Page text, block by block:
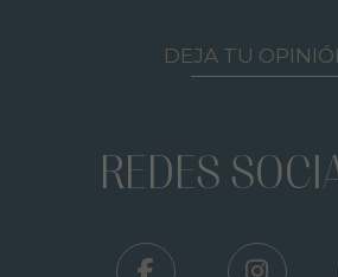
DEJA TU
REDES